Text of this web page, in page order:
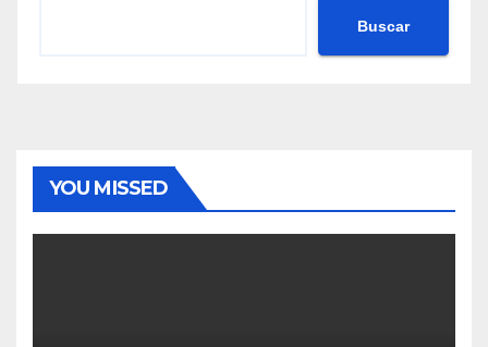
Buscar
YOU MISSED